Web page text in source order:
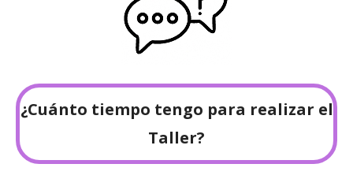
¿Cuánto tiempo tengo para realizar el
Taller?